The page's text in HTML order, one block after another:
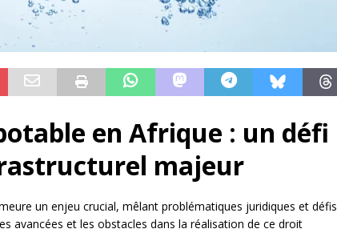
potable en Afrique : un défi
majeur
un enjeu crucial, mêlant problématiques juridiques et défis
avancées et les obstacles dans la réalisation de ce droit